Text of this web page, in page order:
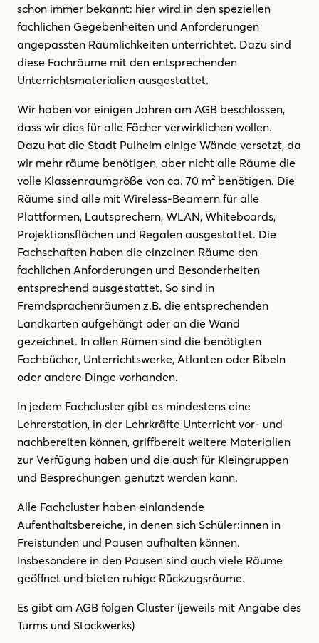
schon immer bekannt: hier wird in den speziellen
fachlichen Gegebenheiten und Anforderungen
angepassten Räumlichkeiten unterrichtet. Dazu sind
diese Fachräume mit den entsprechenden
Unterrichtsmaterialien ausgestattet.
Wir haben vor einigen Jahren am AGB beschlossen,
dass wir dies für alle Fächer verwirklichen wollen.
Dazu hat die Stadt Pulheim einige Wände versetzt, da
wir mehr räume benötigen, aber nicht alle Räume die
volle Klassenraumgröße von ca. 70 m² benötigen. Die
Räume sind alle mit Wireless-Beamern für alle
Plattformen, Lautsprechern, WLAN, Whiteboards,
Projektionsflächen und Regalen ausgestattet. Die
Fachschaften haben die einzelnen Räume den
fachlichen Anforderungen und Besonderheiten
entsprechend ausgestattet. So sind in
Fremdsprachenräumen z.B. die entsprechenden
Landkarten aufgehängt oder an die Wand
gezeichnet. In allen Rümen sind die benötigten
Fachbücher, Unterrichtswerke, Atlanten oder Bibeln
oder andere Dinge vorhanden.
In jedem Fachcluster gibt es mindestens eine
Lehrerstation, in der Lehrkräfte Unterricht vor- und
nachbereiten können, griffbereit weitere Materialien
zur Verfügung haben und die auch für Kleingruppen
und Besprechungen genutzt werden kann.
Alle Fachcluster haben einlandende
Aufenthaltsbereiche, in denen sich Schüler:innen in
Freistunden und Pausen aufhalten können.
Insbesondere in den Pausen sind auch viele Räume
geöffnet und bieten ruhige Rückzugsräume.
Es gibt am AGB folgen Cluster (jeweils mit Angabe des
Turms und Stockwerks)